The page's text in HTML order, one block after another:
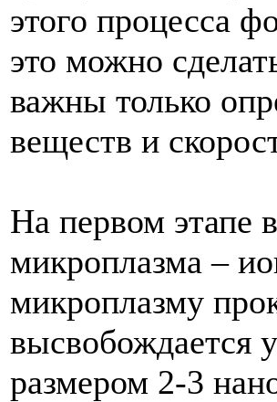
этого процесса
это можно
важны только
веществ и
На первом этапе в
микроплазма –
микроплазму
высвобождается
размером 2-3